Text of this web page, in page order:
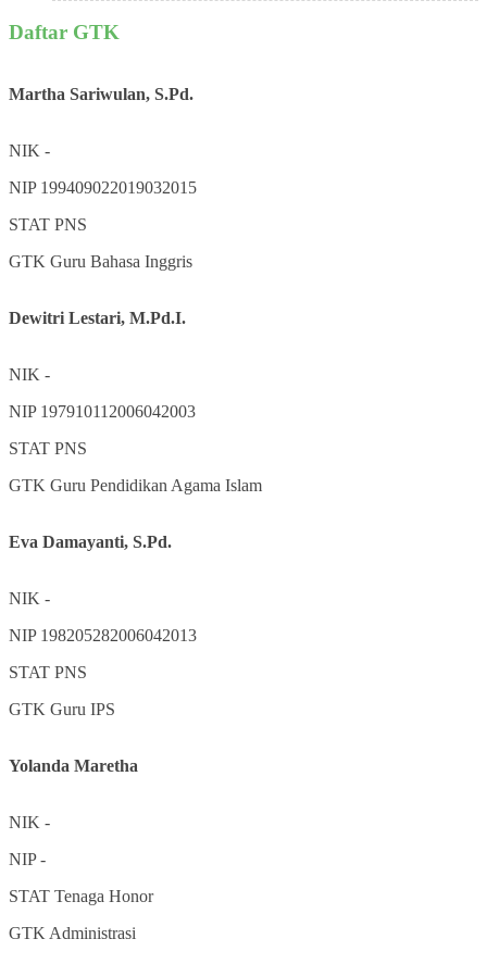
Daftar GTK
Martha Sariwulan, S.Pd.
NIK -
NIP 199409022019032015
STAT PNS
GTK Guru Bahasa Inggris
Dewitri Lestari, M.Pd.I.
NIK -
NIP 197910112006042003
STAT PNS
GTK Guru Pendidikan Agama Islam
Eva Damayanti, S.Pd.
NIK -
NIP 198205282006042013
STAT PNS
GTK Guru IPS
Yolanda Maretha
NIK -
NIP-
STAT Tenaga Honor
GTK Administrasi